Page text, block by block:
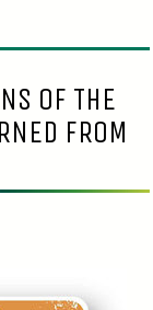
OF THE
FROM